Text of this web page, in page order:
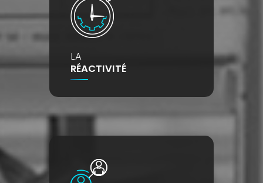
LA
RÉACTIVITÉ